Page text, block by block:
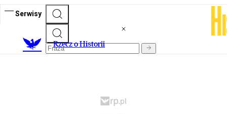
Serwisy
Rzecz o Historii